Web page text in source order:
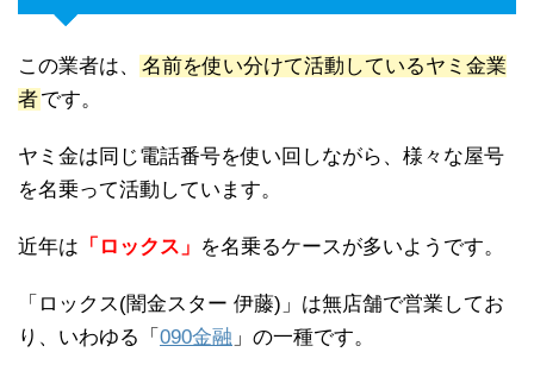
この業者は、
名前を使い分けて活動しているヤミ金業
者です。
ヤミ金は同じ電話番号を使い回しながら、様々な屋号
を名乗って活動しています。
近年は 「ロックス」 を名乗るケースが多いようです。
「ロックス(闇金スター 伊藤)」は無店舗で営業してお
り、いわゆる「 090金融 」の一種です。